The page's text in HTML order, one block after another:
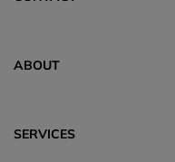
ABOUT
SERVICES